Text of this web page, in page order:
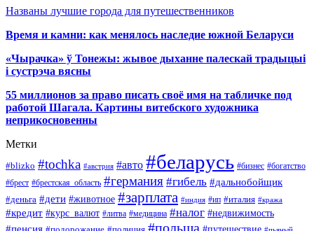
Названы лучшие города для путешественников
Время и камни: как менялось наследие южной Беларуси
«Чырачка» ў Тонежы: жывое дыханне палескай традыцыі
і сустрэча вясны
55 миллионов за право писать своё имя на табличке под
работой Шагала. Картины витебского художника
неприкосновенны
Метки
#blizko #tochka #австрия #авто #беларусь #бизнес #богатство
#брест #брестская_область #германия #гибель #дальнобойщик
#деньга #дети #животное #зарплата #индия #ип #италия #кража
#кредит #курс_валют #литва #медицина #налог #недвижимость
#польша